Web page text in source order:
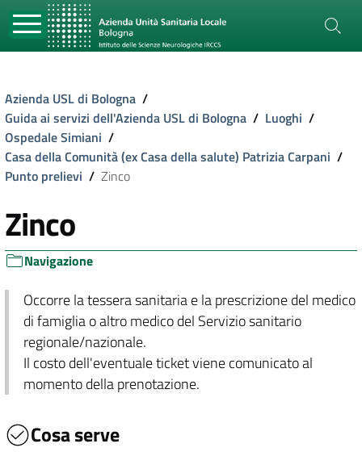
Azienda USL di Bologna /
Guida ai servizi dell'Azienda USL di Bologna / Luoghi /
Ospedale Simiani /
Casa della Comunità (ex Casa della salute) Patrizia Carpani /
Punto prelievi / Zinco
Zinco
Navigazione
Occorre la tessera sanitaria e la prescrizione del medico
di famiglia o altro medico del Servizio sanitario
regionale/nazionale.
Il costo dell'eventuale ticket viene comunicato al
momento della prenotazione.
Cosa serve